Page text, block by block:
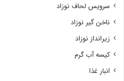
سرویس لحاف نوزاد
ناخن گیر نوزاد
زیرانداز نوزاد
کیسه آب گرم
انبار غذا